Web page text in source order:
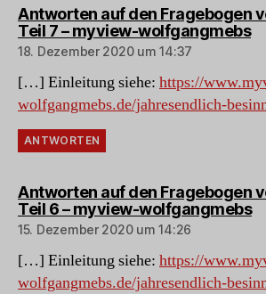
Antworten auf den Fragebogen
Teil 7 – myview-wolfgangmebs
18. Dezember 2020 um 14:37
[…] Einleitung siehe: https://
wolfgangmebs.de/jahresendlich-
ANTWORTEN
Antworten auf den Fragebogen
Teil 6 – myview-wolfgangmebs
15. Dezember 2020 um 14:26
[…] Einleitung siehe: https://
wolfgangmebs.de/jahresendlich-